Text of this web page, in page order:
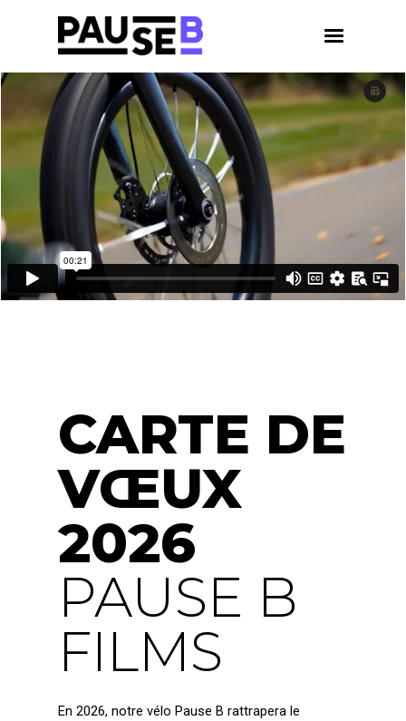
CARTE DE
VŒUX
2026
PAUSE B
FILMS
En 2026, notre vélo Pause B rattrapera le